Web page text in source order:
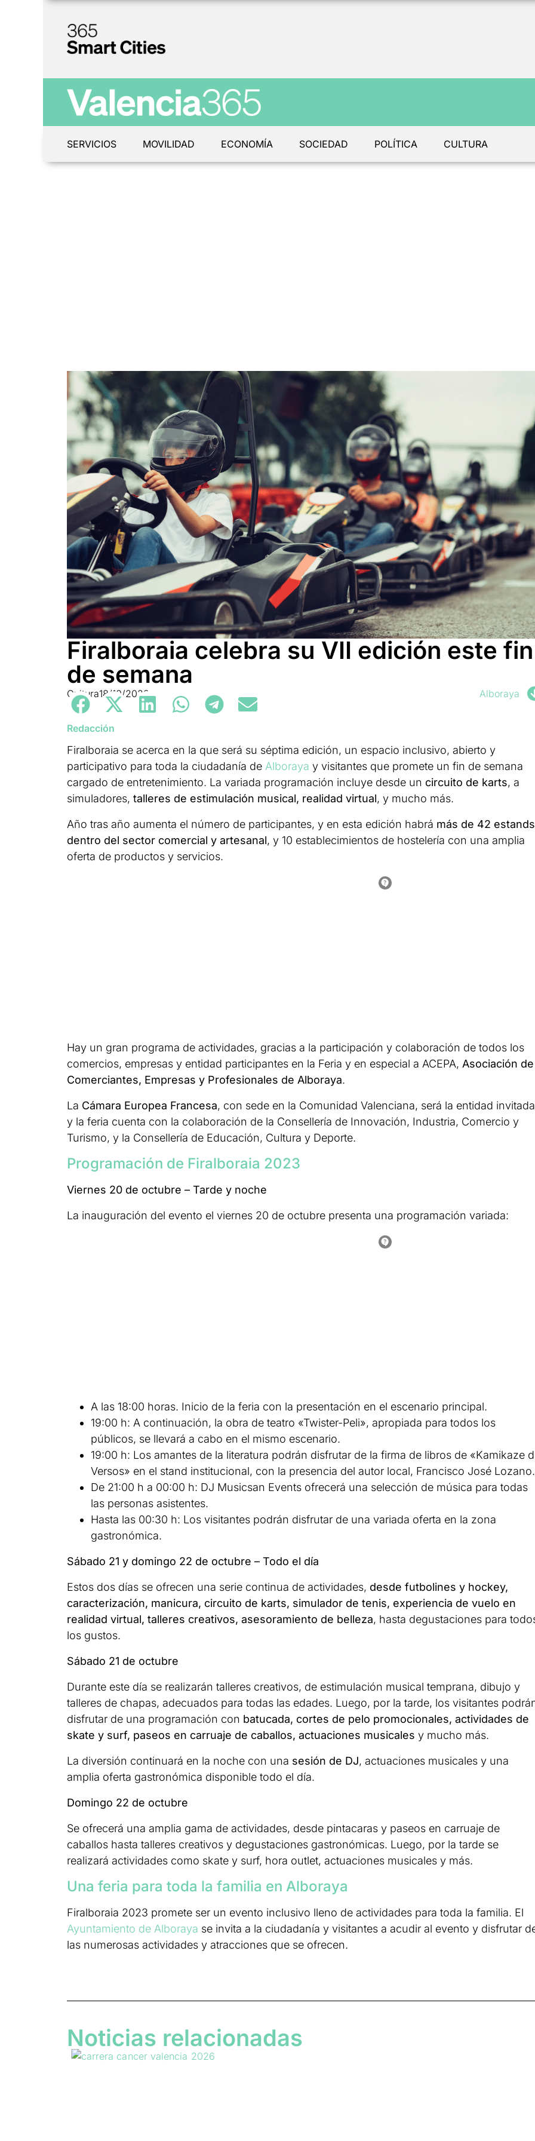
SERVICIOS MOVILIDAD ECONOMÍA SOCIEDAD POLÍTICA CULTURA
Firalboraia celebra su VII edición este fin
de semana
Cultura18/10/2023 Alboraya
Redacción
Firalboraia se acerca en la que será su séptima edición, un espacio inclusivo, abierto y
participativo para toda la ciudadanía de Alboraya y visitantes que promete un fin de semana
cargado de entretenimiento. La variada programación incluye desde un circuito de karts, a
simuladores, talleres de estimulación musical, realidad virtual, y mucho más.
Año tras año aumenta el número de participantes, y en esta edición habrá más de 42 estands
dentro del sector comercial y artesanal, y 10 establecimientos de hostelería con una amplia
oferta de productos y servicios.
Hay un gran programa de actividades, gracias a la participación y colaboración de todos los
comercios, empresas y entidad participantes en la Feria y en especial a ACEPA, Asociación de
Comerciantes, Empresas y Profesionales de Alboraya.
La Cámara Europea Francesa, con sede en la Comunidad Valenciana, será la entidad
y la feria cuenta con la colaboración de la Consellería de Innovación, Industria, Comercio y
Turismo, y la Consellería de Educación, Cultura y Deporte.
Programación de Firalboraia 2023
Viernes 20 de octubre – Tarde y noche
La inauguración del evento el viernes 20 de octubre presenta una programación variada:
A las 18:00 horas. Inicio de la feria con la presentación en el escenario principal.
19:00 h: A continuación, la obra de teatro «Twister-Peli», apropiada para todos los
públicos, se llevará a cabo en el mismo escenario.
19:00 h: Los amantes de la literatura podrán disfrutar de la firma de libros de «Kamikaze
Versos» en el stand institucional, con la presencia del autor local, Francisco José Lozano.
De 21:00 h a 00:00 h: DJ Musicsan Events ofrecerá una selección de música para todas
las personas asistentes.
Hasta las 00:30 h: Los visitantes podrán disfrutar de una variada oferta en la zona
gastronómica.
Sábado 21 y domingo 22 de octubre – Todo el día
Estos dos días se ofrecen una serie continua de actividades, desde futbolines y hockey,
caracterización, manicura, circuito de karts, simulador de tenis, experiencia de vuelo en
realidad virtual, talleres creativos, asesoramiento de belleza, hasta degustaciones para
los gustos.
Sábado 21 de octubre
Durante este día se realizarán talleres creativos, de estimulación musical temprana, dibujo y
talleres de chapas, adecuados para todas las edades. Luego, por la tarde, los visitantes
disfrutar de una programación con batucada, cortes de pelo promocionales, actividades de
skate y surf, paseos en carruaje de caballos, actuaciones musicales y mucho más.
La diversión continuará en la noche con una sesión de DJ, actuaciones musicales y una
amplia oferta gastronómica disponible todo el día.
Domingo 22 de octubre
Se ofrecerá una amplia gama de actividades, desde pintacaras y paseos en carruaje de
caballos hasta talleres creativos y degustaciones gastronómicas. Luego, por la tarde se
realizará actividades como skate y surf, hora outlet, actuaciones musicales y más.
Una feria para toda la familia en Alboraya
Firalboraia 2023 promete ser un evento inclusivo lleno de actividades para toda la familia. El
Ayuntamiento de Alboraya se invita a la ciudadanía y visitantes a acudir al evento y disfrutar
las numerosas actividades y atracciones que se ofrecen.
Noticias relacionadas